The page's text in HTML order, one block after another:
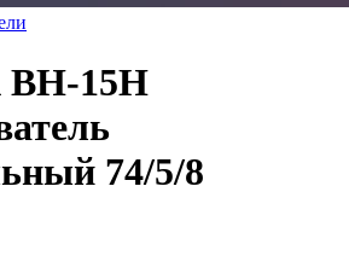
15Н
74/5/8